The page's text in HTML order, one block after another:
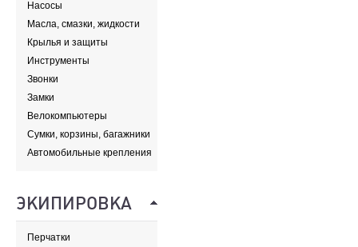
Насосы
Масла, смазки, жидкости
Крылья и защиты
Инструменты
Звонки
Замки
Велокомпьютеры
Сумки, корзины, багажники
и адаптеры
Автомобильные крепления
ЭКИПИРОВКА
Перчатки